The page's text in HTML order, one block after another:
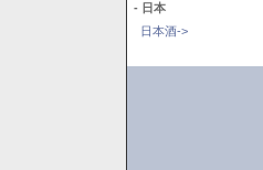
- 日本
日本酒->